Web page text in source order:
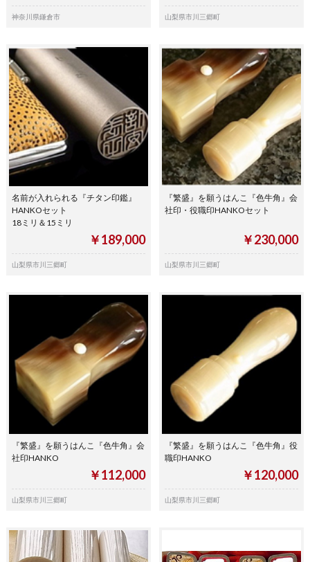
神奈川県鎌倉市 山梨県市川三郷町
名前が入れられる『チタン印鑑』
HANKOセット
18ミリ＆15ミリ
￥189,000
山梨県市川三郷町
『繁盛』を願うはんこ『色牛角』会
社印・役職印HANKOセット
￥230,000
山梨県市川三郷町
『繁盛』を願うはんこ『色牛角』会
社印HANKO
￥112,000
山梨県市川三郷町
『繁盛』を願うはんこ『色牛角』役
職印HANKO
￥120,000
山梨県市川三郷町